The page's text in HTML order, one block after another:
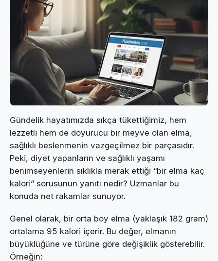
Gündelik hayatımızda sıkça tükettiğimiz, hem
lezzetli hem de doyurucu bir meyve olan elma,
sağlıklı beslenmenin vazgeçilmez bir parçasıdır.
Peki, diyet yapanların ve sağlıklı yaşamı
benimseyenlerin sıklıkla merak ettiği “bir elma kaç
kalori” sorusunun yanıtı nedir? Uzmanlar bu
konuda net rakamlar sunuyor.
Genel olarak, bir orta boy elma (yaklaşık 182 gram)
ortalama 95 kalori içerir. Bu değer, elmanın
büyüklüğüne ve türüne göre değişiklik gösterebilir.
Örneğin: